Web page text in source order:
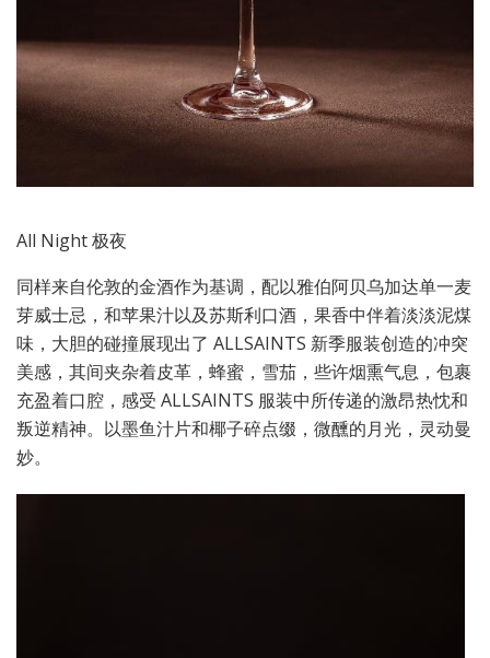
All Night 极夜
同样来自伦敦的金酒作为基调，配以雅伯阿贝乌加达单一麦
芽威士忌，和苹果汁以及苏斯利口酒，果香中伴着淡淡泥煤
味，大胆的碰撞展现出了 ALLSAINTS 新季服装创造的冲突
美感，其间夹杂着皮革，蜂蜜，雪茄，些许烟熏气息，包裹
充盈着口腔，感受 ALLSAINTS 服装中所传递的激昂热忱和
叛逆精神。以墨鱼汁片和椰子碎点缀，微醺的月光，灵动曼
妙。